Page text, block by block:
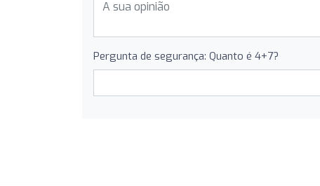
Pergunta de segurança: Quanto é 4+7?